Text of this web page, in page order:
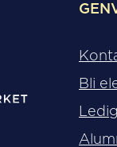
Bli